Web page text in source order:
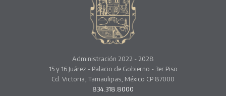
Administración 2022 - 2028
15 y 16 Juárez - Palacio de Gobierno - 3er Piso
Cd. Victoria, Tamaulipas, México CP 87000
834.318.8000